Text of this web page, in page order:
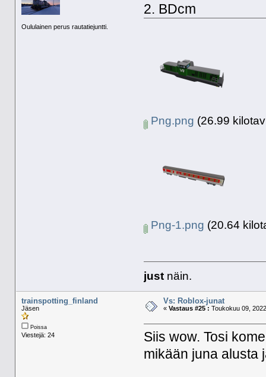
Oululainen perus rautatiejuntti.
2. BDcm
Png.png (26.99
Png-1.png (20.64
just näin.
trainspotting_finland
Jäsen
Poissa
Viestejä: 24
Vs: Roblox-junat
« Vastaus #25 : Toukokuu 09,
Siis wow. Tosi
mikään juna alusta